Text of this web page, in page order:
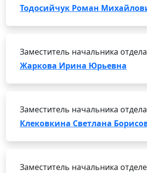
Тодосийчук Роман
Заместитель начальника отдела
Жаркова Ирина Юрьевна
Заместитель начальника отдела
Клековкина Светлана
Заместитель начальника